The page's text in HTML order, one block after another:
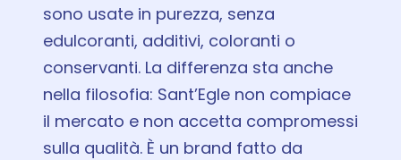
sono usate in purezza, senza
edulcoranti, additivi, coloranti o
conservanti. La differenza sta anche
nella filosofia: Sant’Egle non compiace
il mercato e non accetta compromessi
sulla qualità. È un brand fatto da